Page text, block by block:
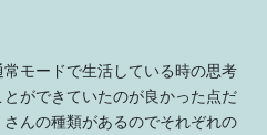
モードで生活している時の思考
ができていたのが良かった点だ
んの種類があるのでそれぞれの